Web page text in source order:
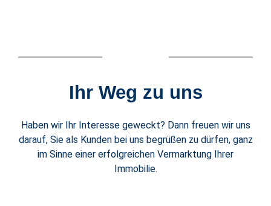
Ihr Weg zu uns
Haben wir Ihr Interesse geweckt? Dann freuen wir uns
darauf, Sie als Kunden bei uns begrüßen zu dürfen, ganz
im Sinne einer erfolgreichen Vermarktung Ihrer
Immobilie.